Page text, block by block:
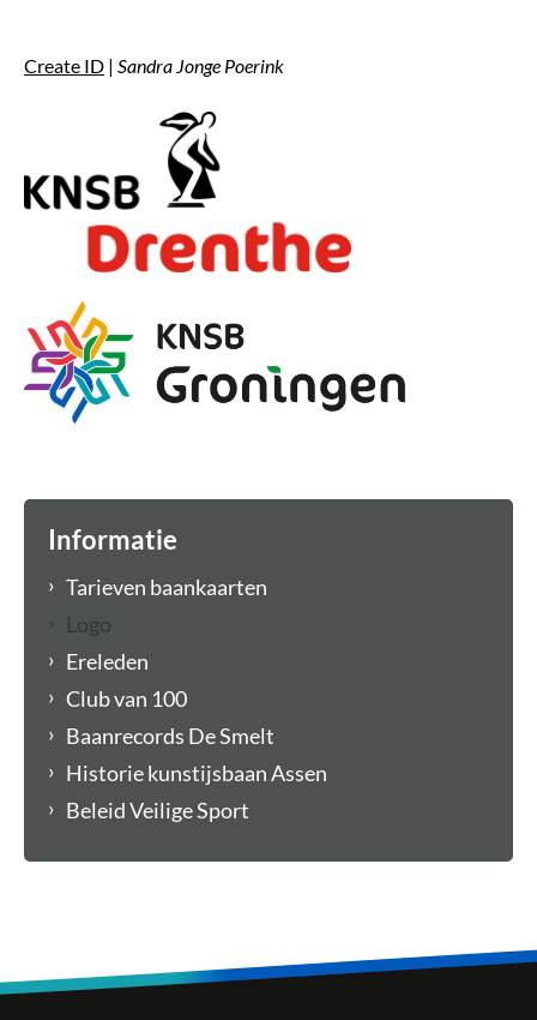
Create ID | Sandra Jonge Poerink
Informatie
Tarieven baankaarten
Logo
Ereleden
Club van 100
Baanrecords De Smelt
Historie kunstijsbaan Assen
Beleid Veilige Sport